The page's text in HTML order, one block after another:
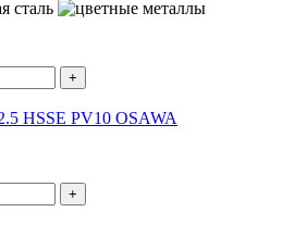
+
HSSE PV10 OSAWA
+